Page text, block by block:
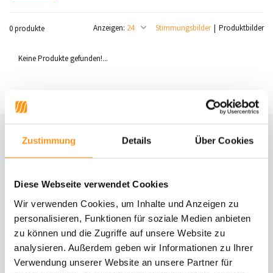
Zustimmung Details Über Cookies
Diese Webseite verwendet Cookies
Wir verwenden Cookies, um Inhalte und Anzeigen zu
personalisieren, Funktionen für soziale Medien anbieten
zu können und die Zugriffe auf unsere Website zu
analysieren. Außerdem geben wir Informationen zu Ihrer
Verwendung unserer Website an unsere Partner für
0 produkte Stimmungsbilder Produktbilder
Anzeigen:
Keine Produkte gefunden!...
Informationen zur Rücksendung
Direkt chatten
Mit einem Mitarbeiter chatten